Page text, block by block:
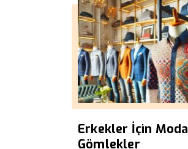
Erkekler İçin Moda
Gömlekler